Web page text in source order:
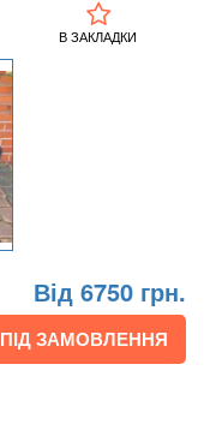
Від 6750 грн.
ПІД ЗАМОВЛЕННЯ
В ЗАКЛАДКИ